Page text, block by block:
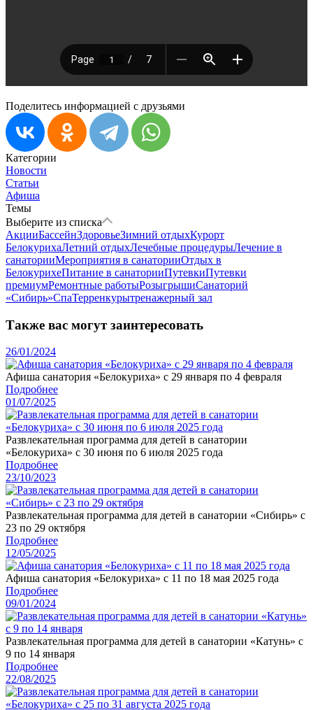
Поделитесь информацией с друзьями
Категории
Новости
Статьи
Афиша
Темы
Выберите из списка
АкцииБассейнЗдоровьеЗимний отдыхКурорт
БелокурихаЛетний отдыхЛечебные процедурыЛечение в
санаторииМероприятия в санаторииОтдых в
БелокурихеПитание в санаторииПутевкиПутевки
премиумРемонтные работыРозыгрышиСанаторий
«Сибирь»СпаТерренкурытренажерный зал
Также вас могут заинтересовать
26/01/2024
Афиша санатория «Белокуриха» с 29 января по 4 февраля
Подробнее
01/07/2025
Развлекательная программа для детей в санатории
«Белокуриха» с 30 июня по 6 июля 2025 года
Подробнее
23/10/2023
Развлекательная программа для детей в санатории «Сибирь» с
23 по 29 октября
Подробнее
12/05/2025
Афиша санатория «Белокуриха» с 11 по 18 мая 2025 года
Подробнее
09/01/2024
Развлекательная программа для детей в санатории «Катунь» с
9 по 14 января
Подробнее
22/08/2025